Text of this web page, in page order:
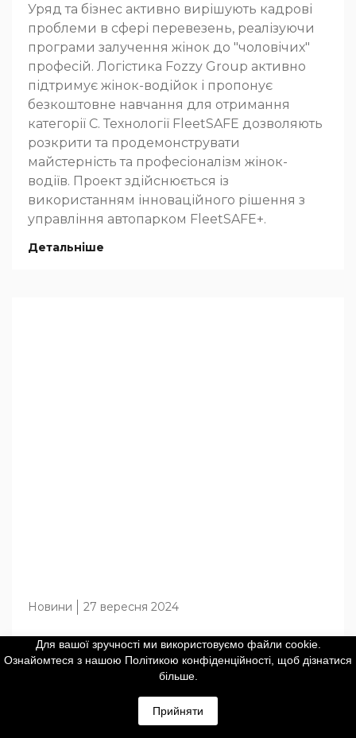
Уряд та бізнес активно вирішують кадрові
проблеми в сфері перевезень, реалізуючи
програми залучення жінок до "чоловічих"
професій. Логістика Fozzy Group активно
підтримує жінок-водійок і пропонує
безкоштовне навчання для отримання
категорії C. Технології FleetSAFE дозволяють
розкрити та продемонструвати
майстерність та професіоналізм жінок-
водіїв. Проект здійснюється із
використанням інноваційного рішення з
управління автопарком FleetSAFE+.
Детальніше
Новини 27 вересня 2024
Mobileye отримала нагороду за
передовий досвід у сфері
технологій і лідерства
Наш поважний партнер компанія Mobileye
Для вашої зручності ми використовуємо файли cookie.
Ознайомтеся з нашою Політикою конфіденційності, щоб дізнатися
більше.
Прийняти